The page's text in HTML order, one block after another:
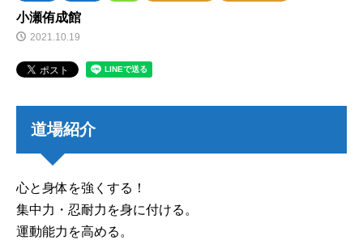
小瀬侑成館
2021.10.19
道場紹介
心と身体を強くする！
集中力・忍耐力を身に付ける。
運動能力を高める。